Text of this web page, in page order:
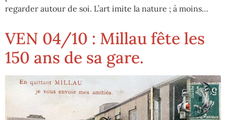
regarder autour de soi. L’art imite la nature ; à moins…
VEN 04/10 : Millau fête les
150 ans de sa gare.